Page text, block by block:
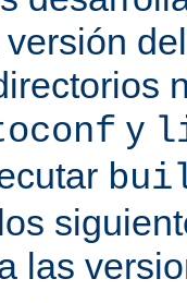
y
las